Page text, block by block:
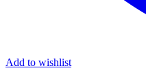
Add to wishlist